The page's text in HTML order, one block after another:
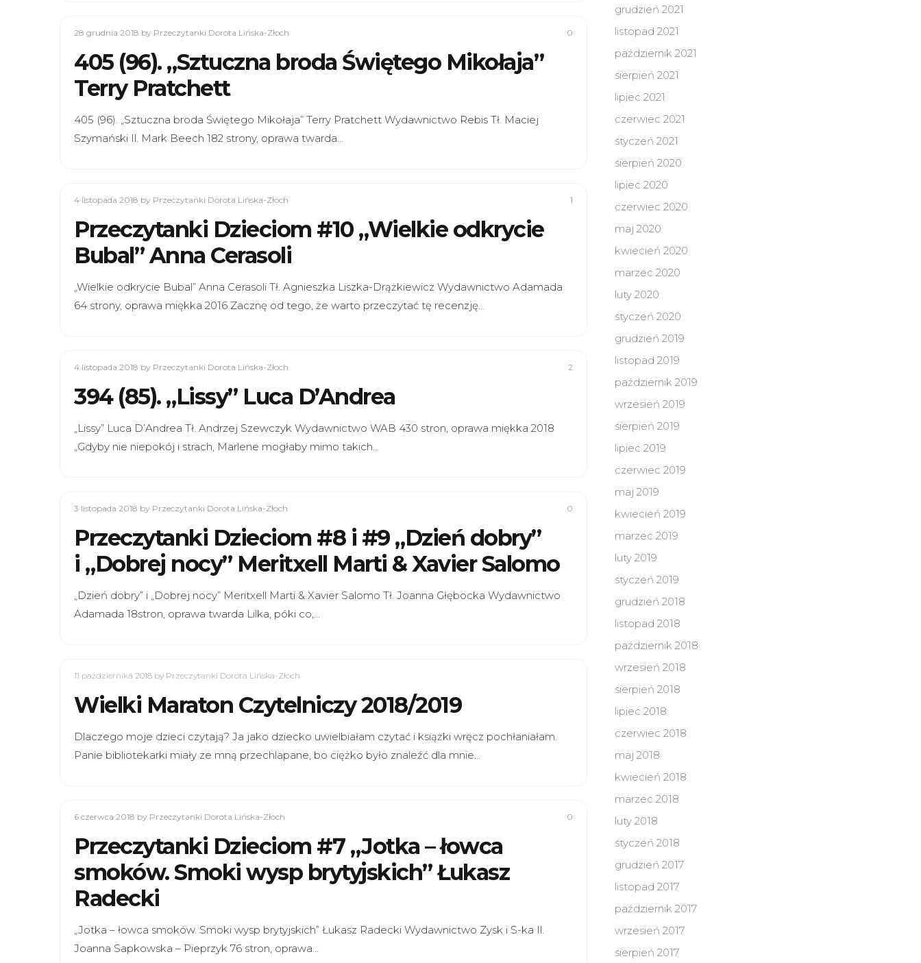
28 grudnia 2018 by Przeczytanki Dorota Lińska-Złoch 0
405 (96). „Sztuczna broda Świętego Mikołaja”
Terry Pratchett
405 (96). „Sztuczna broda Świętego Mikołaja” Terry Pratchett Wydawnictwo Rebis Tł. Maciej
Szymański Il. Mark Beech 182 strony, oprawa twarda…
4 listopada 2018 by Przeczytanki Dorota Lińska-Złoch 1
Przeczytanki Dzieciom #10 „Wielkie odkrycie
Bubal” Anna Cerasoli
„Wielkie odkrycie Bubal” Anna Cerasoli Tł. Agnieszka Liszka-Drążkiewicz Wydawnictwo Adamada
64 strony, oprawa miękka 2016 Zacznę od tego, że warto przeczytać tę recenzję…
4 listopada 2018 by Przeczytanki Dorota Lińska-Złoch 2
394 (85). „Lissy” Luca D’Andrea
„Lissy” Luca D’Andrea Tł. Andrzej Szewczyk Wydawnictwo WAB 430 stron, oprawa miękka 2018
„Gdyby nie niepokój i strach, Marlene mogłaby mimo takich…
3 listopada 2018 by Przeczytanki Dorota Lińska-Złoch 0
Przeczytanki Dzieciom #8 i #9 „Dzień dobry”
i „Dobrej nocy” Meritxell Marti & Xavier Salomo
„Dzień dobry” i „Dobrej nocy” Meritxell Marti & Xavier Salomo Tł. Joanna Głębocka Wydawnictwo
Adamada 18stron, oprawa twarda Lilka, póki co,…
11 października 2018 by Przeczytanki Dorota Lińska-Złoch
Wielki Maraton Czytelniczy 2018/2019
Dlaczego moje dzieci czytają? Ja jako dziecko uwielbiałam czytać i książki wręcz pochłaniałam.
Panie bibliotekarki miały ze mną przechlapane, bo ciężko było znaleźć dla mnie…
6 czerwca 2018 by Przeczytanki Dorota Lińska-Złoch 0
Przeczytanki Dzieciom #7 „Jotka – łowca
smoków. Smoki wysp brytyjskich” Łukasz
Radecki
„Jotka – łowca smoków. Smoki wysp brytyjskich” Łukasz Radecki Wydawnictwo Zysk i S-ka Il.
Joanna Sapkowska – Pieprzyk 76 stron, oprawa…
grudzień 2021
listopad 2021
październik 2021
sierpień 2021
lipiec 2021
czerwiec 2021
styczeń 2021
sierpień 2020
lipiec 2020
czerwiec 2020
maj 2020
kwiecień 2020
marzec 2020
luty 2020
styczeń 2020
grudzień 2019
listopad 2019
październik 2019
wrzesień 2019
sierpień 2019
lipiec 2019
czerwiec 2019
maj 2019
kwiecień 2019
marzec 2019
luty 2019
styczeń 2019
grudzień 2018
listopad 2018
październik 2018
wrzesień 2018
sierpień 2018
lipiec 2018
czerwiec 2018
maj 2018
kwiecień 2018
marzec 2018
luty 2018
styczeń 2018
grudzień 2017
listopad 2017
październik 2017
wrzesień 2017
sierpień 2017